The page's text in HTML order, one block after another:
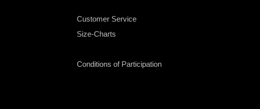
Customer Service
Size-Charts
Conditions of Participation